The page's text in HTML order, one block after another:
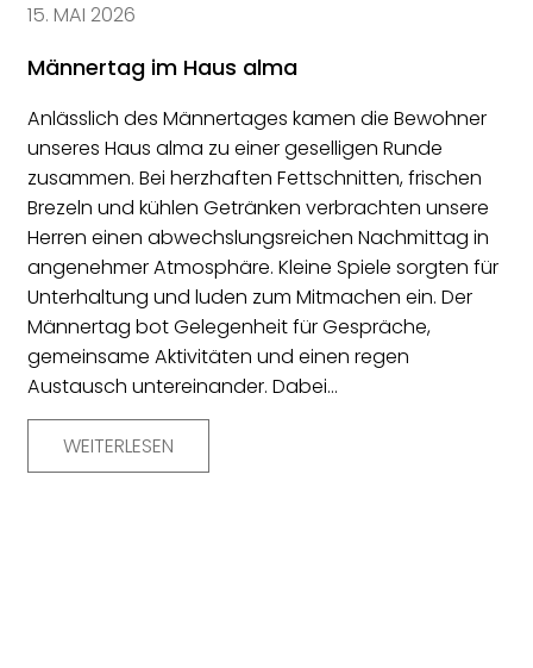
15. MAI 2026
Männertag im Haus alma
Anlässlich des Männertages kamen die Bewohner
unseres Haus alma zu einer geselligen Runde
zusammen. Bei herzhaften Fettschnitten, frischen
Brezeln und kühlen Getränken verbrachten unsere
Herren einen abwechslungsreichen Nachmittag in
angenehmer Atmosphäre. Kleine Spiele sorgten für
Unterhaltung und luden zum Mitmachen ein. Der
Männertag bot Gelegenheit für Gespräche,
gemeinsame Aktivitäten und einen regen
Austausch untereinander. Dabei…
WEITERLESEN